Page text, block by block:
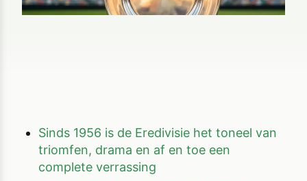
Sinds 1956 is de Eredivisie het toneel van
triomfen, drama en af en toe een
complete verrassing